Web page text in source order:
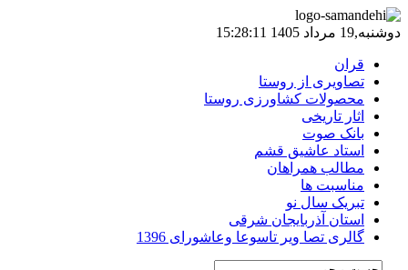
دوشنبه,19 مرداد 1405 15:28:11
قران
تصاویری از روستا
محصولات کشاورزی روستا
اثار تاریخی
بانک صوت
استاد عاشیق قشم
مطالب همراهان
مناسبت ها
تبریک سال نو
استان آذربایجان شرقی
گالری تصا ویر تاسوعا وعاشورای 1396